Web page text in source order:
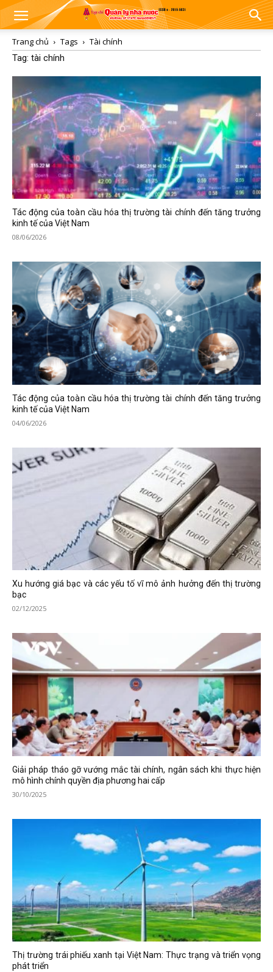
Trang chủ Tags
Tài chính
Tag: tài chính
Tác động của toàn cầu hóa thị trường tài chính đến tăng trưởng
kinh tế của Việt Nam
08/06/2026
Tác động của toàn cầu hóa thị trường tài chính đến tăng trưởng
kinh tế của Việt Nam
04/06/2026
Xu hướng giá bạc và các yếu tố vĩ mô ảnh hưởng đến thị trường
bạc
02/12/2025
Giải pháp tháo gỡ vướng mắc tài chính, ngân sách khi thực hiện
mô hình chính quyền địa phương hai cấp
30/10/2025
Thị trường trái phiếu xanh tại Việt Nam: Thực trạng và triển vọng
phát triển